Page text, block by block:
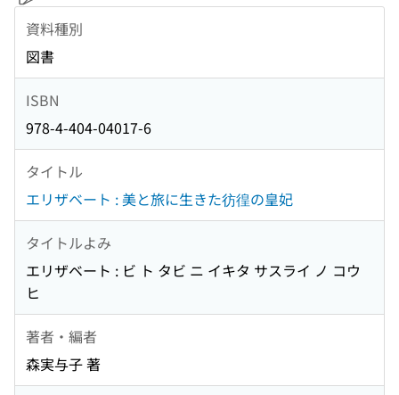
資料種別
図書
ISBN
978-4-404-04017-6
タイトル
エリザベート : 美と旅に生きた彷徨の皇妃
タイトルよみ
エリザベート : ビ ト タビ ニ イキタ サスライ ノ コウ
ヒ
著者・編者
森実与子 著